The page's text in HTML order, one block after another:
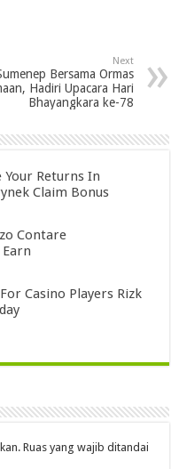
Next
Bersama Ormas
Hadiri Upacara Hari
Bhayangkara ke-78
Returns In
Claim Bonus
Contare
Casino Players Rizk
Ruas yang wajib ditandai